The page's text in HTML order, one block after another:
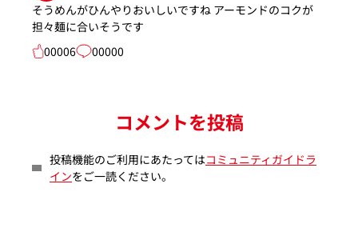
そうめんがひんやりおいしいですね アーモンドのコクが
担々麺に合いそうです
00006
00000
コメントを投稿
投稿機能のご利用にあたってはコミュニティガイドラ
インをご一読ください。